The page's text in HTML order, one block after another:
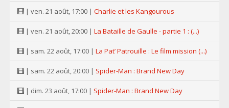
| ven. 21 août, 17:00 | Charlie et les Kangourous
| ven. 21 août, 20:00 | La Bataille de Gaulle - partie 1 : (...)
| sam. 22 août, 17:00 | La Pat’ Patrouille : Le film mission (...)
| sam. 22 août, 20:00 | Spider-Man : Brand New Day
| dim. 23 août, 17:00 | Spider-Man : Brand New Day